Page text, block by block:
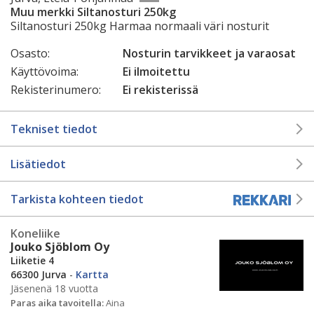
Muu merkki Siltanosturi 250kg
Siltanosturi 250kg Harmaa normaali väri nosturit
Osasto:
Nosturin tarvikkeet ja varaosat
Käyttövoima:
Ei ilmoitettu
Rekisterinumero:
Ei rekisterissä
Tekniset tiedot
Lisätiedot
Tarkista kohteen tiedot
Koneliike
Jouko Sjöblom Oy
Liiketie 4
66300 Jurva - Kartta
Jäsenenä 18 vuotta
Paras aika tavoitella:Aina